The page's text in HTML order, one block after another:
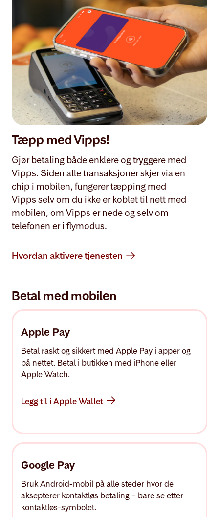
Tæpp med Vipps!
Gjør betaling både enklere og tryggere med
Vipps. Siden alle transaksjoner skjer via en
chip i mobilen, fungerer tæpping med
Vipps selv om du ikke er koblet til nett med
mobilen, om Vipps er nede og selv om
telefonen er i flymodus.
Hvordan aktivere tjenesten
Betal med mobilen
Apple Pay
Betal raskt og sikkert med Apple Pay i apper og
på nettet. Betal i butikken med iPhone eller
Apple Watch.
Legg til i Apple Wallet
Google Pay
Bruk Android-mobil på alle steder hvor de
aksepterer kontaktløs betaling – bare se etter
kontaktløs-symbolet.